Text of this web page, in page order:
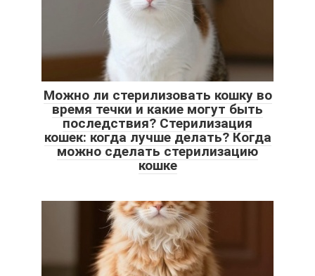
Можно ли стерилизовать кошку во
время течки и какие могут быть
последствия? Стерилизация
кошек: когда лучше делать? Когда
можно сделать стерилизацию
кошке